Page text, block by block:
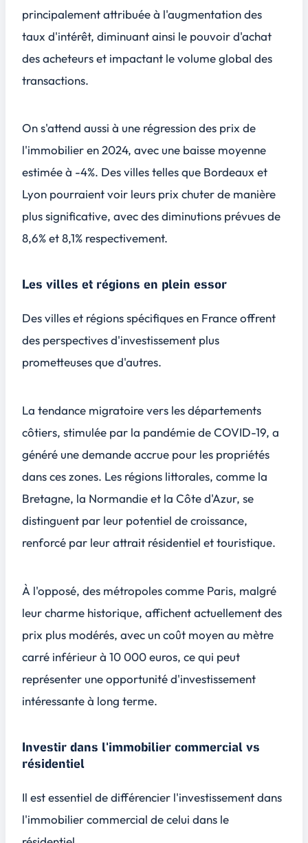
principalement attribuée à l'augmentation des
taux d'intérêt, diminuant ainsi le pouvoir d'achat
des acheteurs et impactant le volume global des
transactions.
On s'attend aussi à une régression des prix de
l'immobilier en 2024, avec une baisse moyenne
estimée à -4%. Des villes telles que Bordeaux et
Lyon pourraient voir leurs prix chuter de manière
plus significative, avec des diminutions prévues de
8,6% et 8,1% respectivement.
Les villes et régions en plein essor
Des villes et régions spécifiques en France offrent
des perspectives d'investissement plus
prometteuses que d'autres.
La tendance migratoire vers les départements
côtiers, stimulée par la pandémie de COVID-19, a
généré une demande accrue pour les propriétés
dans ces zones. Les régions littorales, comme la
Bretagne, la Normandie et la Côte d'Azur, se
distinguent par leur potentiel de croissance,
renforcé par leur attrait résidentiel et touristique.
À l'opposé, des métropoles comme Paris, malgré
leur charme historique, affichent actuellement des
prix plus modérés, avec un coût moyen au mètre
carré inférieur à 10 000 euros, ce qui peut
représenter une opportunité d'investissement
intéressante à long terme.
Investir dans l'immobilier commercial vs
résidentiel
Il est essentiel de différencier l'investissement dans
l'immobilier commercial de celui dans le